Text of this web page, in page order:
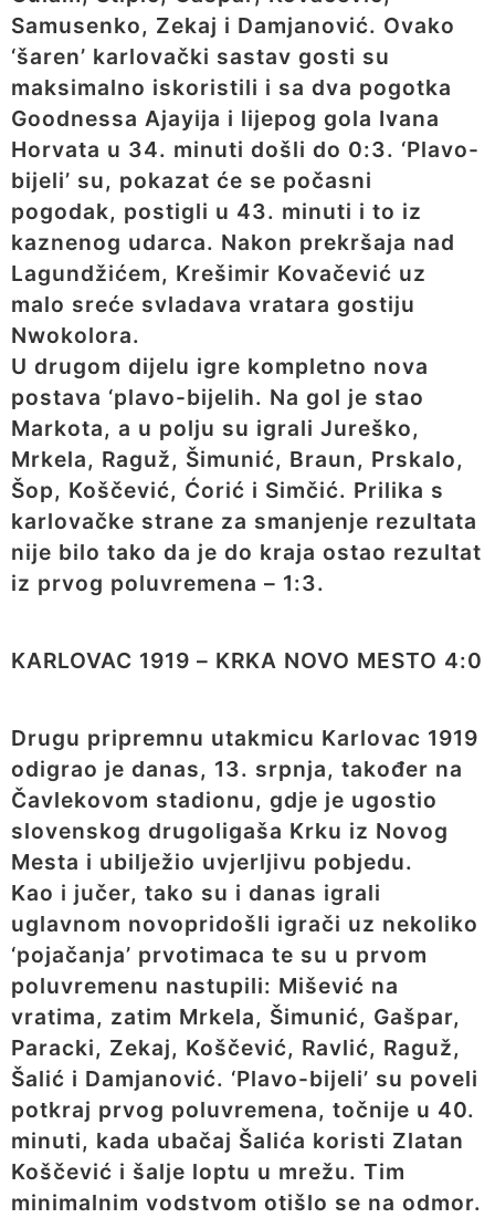
Samusenko, Zekaj i Damjanović. Ovako
‘šaren’ karlovački sastav gosti su
maksimalno iskoristili i sa dva pogotka
Goodnessa Ajayija i lijepog gola Ivana
Horvata u 34. minuti došli do 0:3. ‘Plavo-
bijeli’ su, pokazat će se počasni
pogodak, postigli u 43. minuti i to iz
kaznenog udarca. Nakon prekršaja nad
Lagundžićem, Krešimir Kovačević uz
malo sreće svladava vratara gostiju
Nwokolora.
U drugom dijelu igre kompletno nova
postava ‘plavo-bijelih. Na gol je stao
Markota, a u polju su igrali Jureško,
Mrkela, Raguž, Šimunić, Braun, Prskalo,
Šop, Koščević, Ćorić i Simčić. Prilika s
karlovačke strane za smanjenje rezultata
nije bilo tako da je do kraja ostao rezultat
iz prvog poluvremena – 1:3.
KARLOVAC 1919 – KRKA NOVO MESTO 4:0
Drugu pripremnu utakmicu Karlovac 1919
odigrao je danas, 13. srpnja, također na
Čavlekovom stadionu, gdje je ugostio
slovenskog drugoligaša Krku iz Novog
Mesta i ubilježio uvjerljivu pobjedu.
Kao i jučer, tako su i danas igrali
uglavnom novopridošli igrači uz nekoliko
‘pojačanja’ prvotimaca te su u prvom
poluvremenu nastupili: Mišević na
vratima, zatim Mrkela, Šimunić, Gašpar,
Paracki, Zekaj, Koščević, Ravlić, Raguž,
Šalić i Damjanović. ‘Plavo-bijeli’ su poveli
potkraj prvog poluvremena, točnije u 40.
minuti, kada ubačaj Šalića koristi Zlatan
Koščević i šalje loptu u mrežu. Tim
minimalnim vodstvom otišlo se na odmor.